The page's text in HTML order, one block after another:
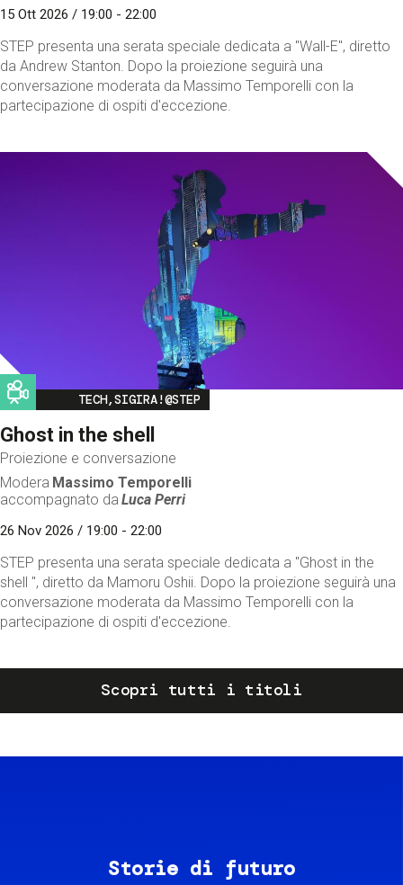
15 Ott 2026 / 19:00 - 22:00
STEP presenta una serata speciale dedicata a "Wall-E", diretto
da Andrew Stanton. Dopo la proiezione seguirà una
conversazione moderata da Massimo Temporelli con la
partecipazione di ospiti d'eccezione.
Image
TECH,SIGIRA!@STEP
Ghost in the shell
Proiezione e conversazione
Modera Massimo Temporelli
accompagnato da Luca Perri
26 Nov 2026 / 19:00 - 22:00
STEP presenta una serata speciale dedicata a "Ghost in the
shell ", diretto da Mamoru Oshii. Dopo la proiezione seguirà una
conversazione moderata da Massimo Temporelli con la
partecipazione di ospiti d'eccezione.
Scopri tutti i titoli
Storie di futuro